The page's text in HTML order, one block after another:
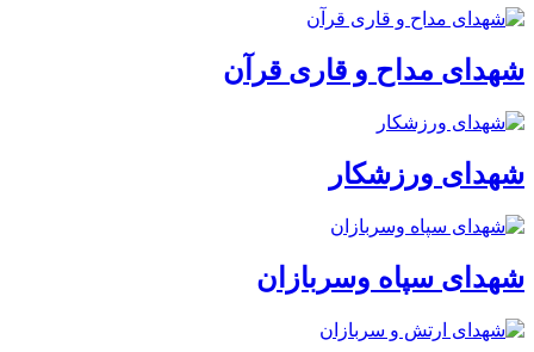
شهدای مداح و قاری قرآن
شهدای ورزشکار
شهدای سپاه وسربازان